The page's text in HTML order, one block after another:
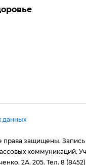
данных
права защищены.
коммуникаций.
2А, 205. Тел. 8